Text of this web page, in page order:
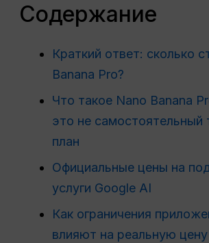
Содержание
Краткий ответ: сколько
Banana Pro?
Что такое Nano Banana
это не самостоятельный
план
Официальные цены на
услуги Google AI
Как ограничения
влияют на реальную цену